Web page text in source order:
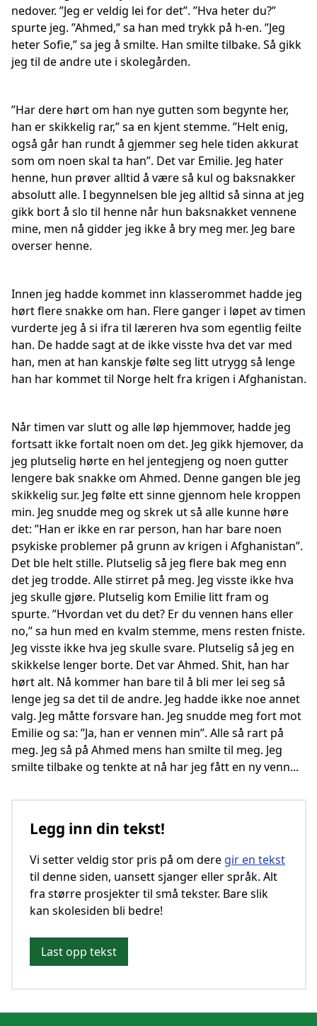
nedover. ”Jeg er veldig lei for det”. ”Hva heter du?”
spurte jeg. ”Ahmed,” sa han med trykk på h-en. ”Jeg
heter Sofie,” sa jeg å smilte. Han smilte tilbake. Så gikk
jeg til de andre ute i skolegården.
”Har dere hørt om han nye gutten som begynte her,
han er skikkelig rar,” sa en kjent stemme. ”Helt enig,
også går han rundt å gjemmer seg hele tiden akkurat
som om noen skal ta han”. Det var Emilie. Jeg hater
henne, hun prøver alltid å være så kul og baksnakker
absolutt alle. I begynnelsen ble jeg alltid så sinna at jeg
gikk bort å slo til henne når hun baksnakket vennene
mine, men nå gidder jeg ikke å bry meg mer. Jeg bare
overser henne.
Innen jeg hadde kommet inn klasserommet hadde jeg
hørt flere snakke om han. Flere ganger i løpet av timen
vurderte jeg å si ifra til læreren hva som egentlig feilte
han. De hadde sagt at de ikke visste hva det var med
han, men at han kanskje følte seg litt utrygg så lenge
han har kommet til Norge helt fra krigen i Afghanistan.
Når timen var slutt og alle løp hjemmover, hadde jeg
fortsatt ikke fortalt noen om det. Jeg gikk hjemover, da
jeg plutselig hørte en hel jentegjeng og noen gutter
lengere bak snakke om Ahmed. Denne gangen ble jeg
skikkelig sur. Jeg følte ett sinne gjennom hele kroppen
min. Jeg snudde meg og skrek ut så alle kunne høre
det: ”Han er ikke en rar person, han har bare noen
psykiske problemer på grunn av krigen i Afghanistan”.
Det ble helt stille. Plutselig så jeg flere bak meg enn
det jeg trodde. Alle stirret på meg. Jeg visste ikke hva
jeg skulle gjøre. Plutselig kom Emilie litt fram og
spurte. ”Hvordan vet du det? Er du vennen hans eller
no,” sa hun med en kvalm stemme, mens resten fniste.
Jeg visste ikke hva jeg skulle svare. Plutselig så jeg en
skikkelse lenger borte. Det var Ahmed. Shit, han har
hørt alt. Nå kommer han bare til å bli mer lei seg så
lenge jeg sa det til de andre. Jeg hadde ikke noe annet
valg. Jeg måtte forsvare han. Jeg snudde meg fort mot
Emilie og sa: ”Ja, han er vennen min”. Alle så rart på
meg. Jeg så på Ahmed mens han smilte til meg. Jeg
smilte tilbake og tenkte at nå har jeg fått en ny venn...
Legg inn din tekst!
Vi setter veldig stor pris på om dere gir en tekst
til denne siden, uansett sjanger eller språk. Alt
fra større prosjekter til små tekster. Bare slik
kan skolesiden bli bedre!
Last opp tekst